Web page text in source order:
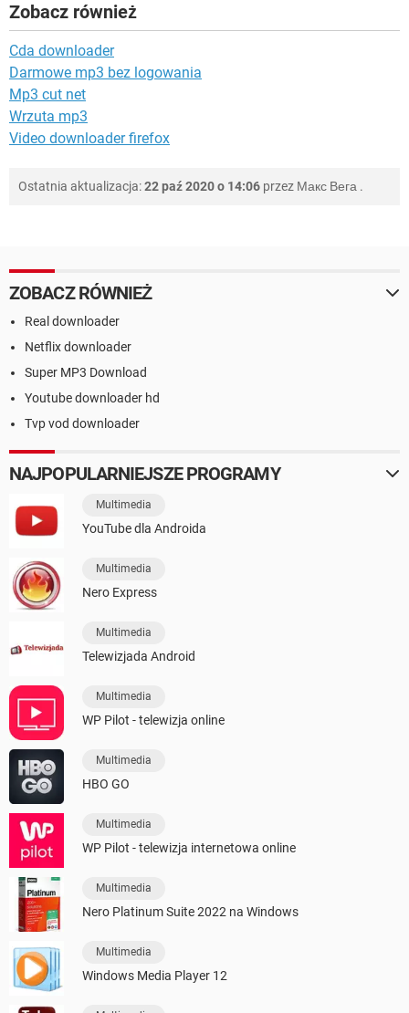
Zobacz również
Cda downloader
Darmowe mp3 bez logowania
Mp3 cut net
Wrzuta mp3
Video downloader firefox
Ostatnia aktualizacja:22 paź 2020 o 14:06 przez Макс Вега .
ZOBACZ RÓWNIEŻ
Real downloader
Netflix downloader
Super MP3 Download
Youtube downloader hd
Tvp vod downloader
NAJPOPULARNIEJSZE PROGRAMY
Multimedia
YouTube dla Androida
Multimedia
Nero Express
Multimedia
Telewizjada Android
Multimedia
WP Pilot - telewizja online
Multimedia
HBO GO
Multimedia
WP Pilot - telewizja internetowa online
Multimedia
Nero Platinum Suite 2022 na Windows
Multimedia
Windows Media Player 12